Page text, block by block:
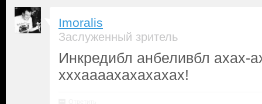
Imoralis
Заслуженный зритель
Инкредибл анбеливбл ахах-
хххаааахахахахах!